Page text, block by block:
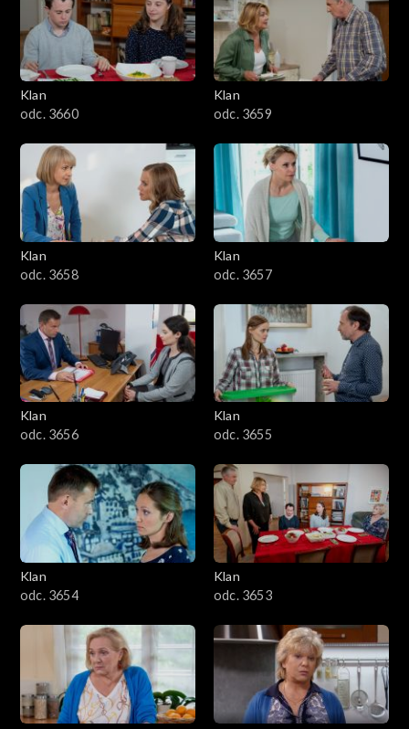
Klan
odc. 3660
Klan
odc. 3659
Klan
odc. 3658
Klan
odc. 3657
Klan
odc. 3656
Klan
odc. 3655
Klan
odc. 3654
Klan
odc. 3653